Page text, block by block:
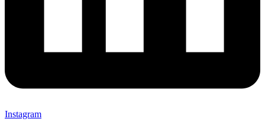
Instagram